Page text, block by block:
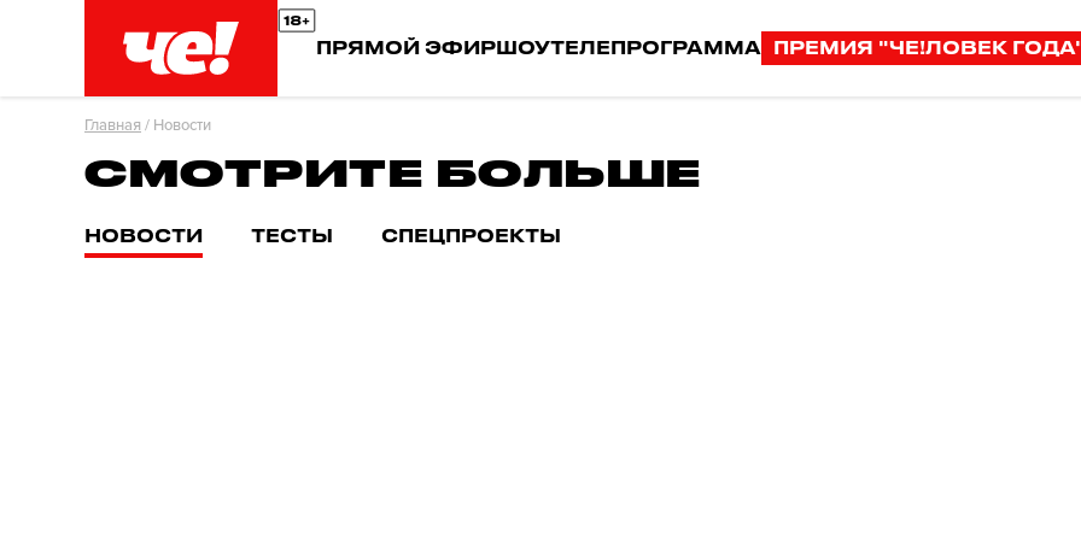
ПРЯМОЙ ЭФИРШОУТЕЛЕПРОГРАММА ПРЕМИЯ "ЧЕ!ЛОВЕК
Главная / Новости
СМОТРИТЕ БОЛЬШЕ
НОВОСТИ ТЕСТЫ СПЕЦПРОЕКТЫ